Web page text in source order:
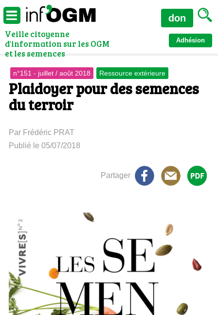
Veille citoyenne
d'information sur les OGM
et les semences
Adhésion
don
n°151 - juillet / août 2018 Ressource extérieure
Plaidoyer pour des semences
du terroir
Par Frédéric PRAT
Publié le 05/07/2018
Partager